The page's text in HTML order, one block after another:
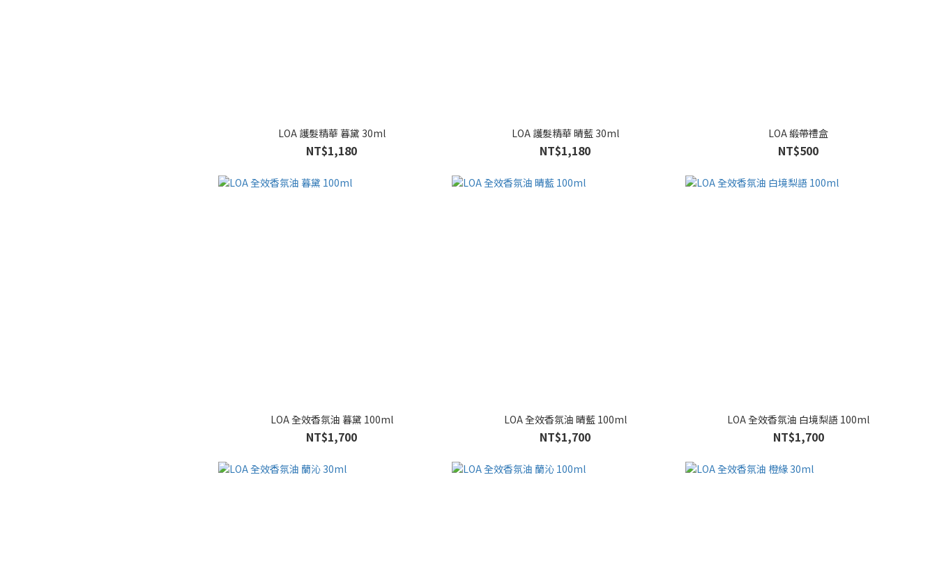
LOA 護髮精華 暮黛 30ml
NT$1,180
LOA 護髮精華 晴藍 30ml
NT$1,180
LOA 緞帶禮盒
NT$500
LOA 全效香氛油 暮黛 100ml
NT$1,700
LOA 全效香氛油 晴藍 100ml
NT$1,700
LOA 全效香氛油 白境梨語 100ml
NT$1,700